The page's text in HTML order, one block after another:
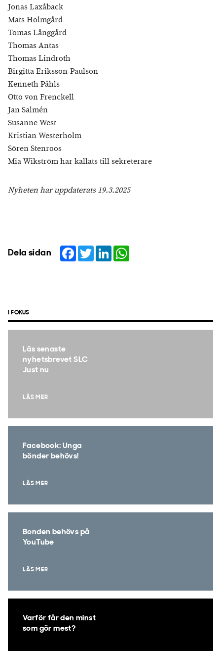
Jonas Laxåback
Mats Holmgård
Tomas Långgård
Thomas Antas
Thomas Lindroth
Birgitta Eriksson-Paulson
Kenneth Påhls
Otto von Frenckell
Jan Salmén
Susanne West
Kristian Westerholm
Sören Stenroos
Mia Wikström har kallats till sekreterare
Nyheten har uppdaterats 19.3.2025
Dela sidan Facebook
TwitterLinkedIn
I FOKUS
Läs senaste
nyhetsbrevet SLC
Just nu
LÄS MER
Facebook: Unga
bönder behövs!
LÄS MER
Bonden behövs på
YouTube
LÄS MER
Varför får den minst
som gör mest?